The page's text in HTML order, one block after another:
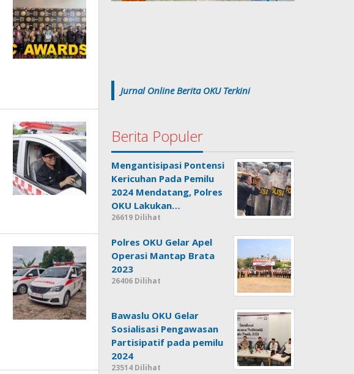
Jurnal Online Berita OKU Terkini
Berita Populer
Mengantisipasi Pontensi
Kericuhan Pada Pemilu
2024 Mendatang, Polres
OKU Lakukan…
26619 Dilihat
Polres OKU Gelar Apel
Operasi Mantap Brata
2023
26406 Dilihat
Bawaslu OKU Gelar
Sosialisasi Pengawasan
Partisipatif pada pemilu
2024
23514 Dilihat